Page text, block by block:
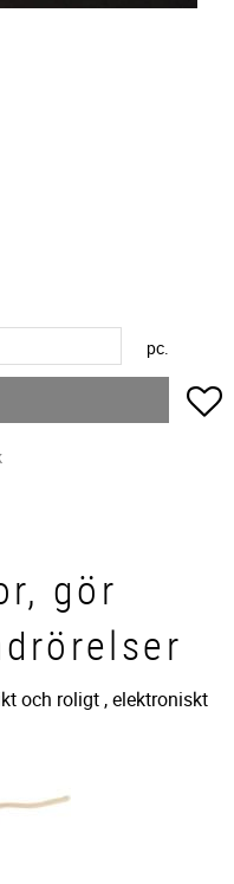
pc.
gör
och roligt , elektroniskt